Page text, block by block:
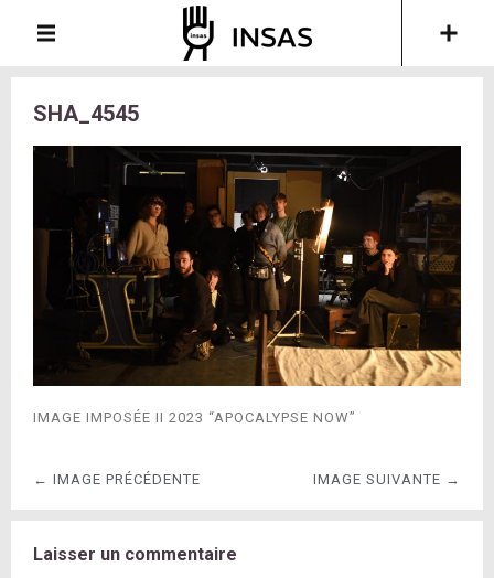
SHA_4545
IMAGE IMPOSÉE II 2023 “APOCALYPSE NOW”
← IMAGE PRÉCÉDENTE IMAGE SUIVANTE →
Laisser un commentaire